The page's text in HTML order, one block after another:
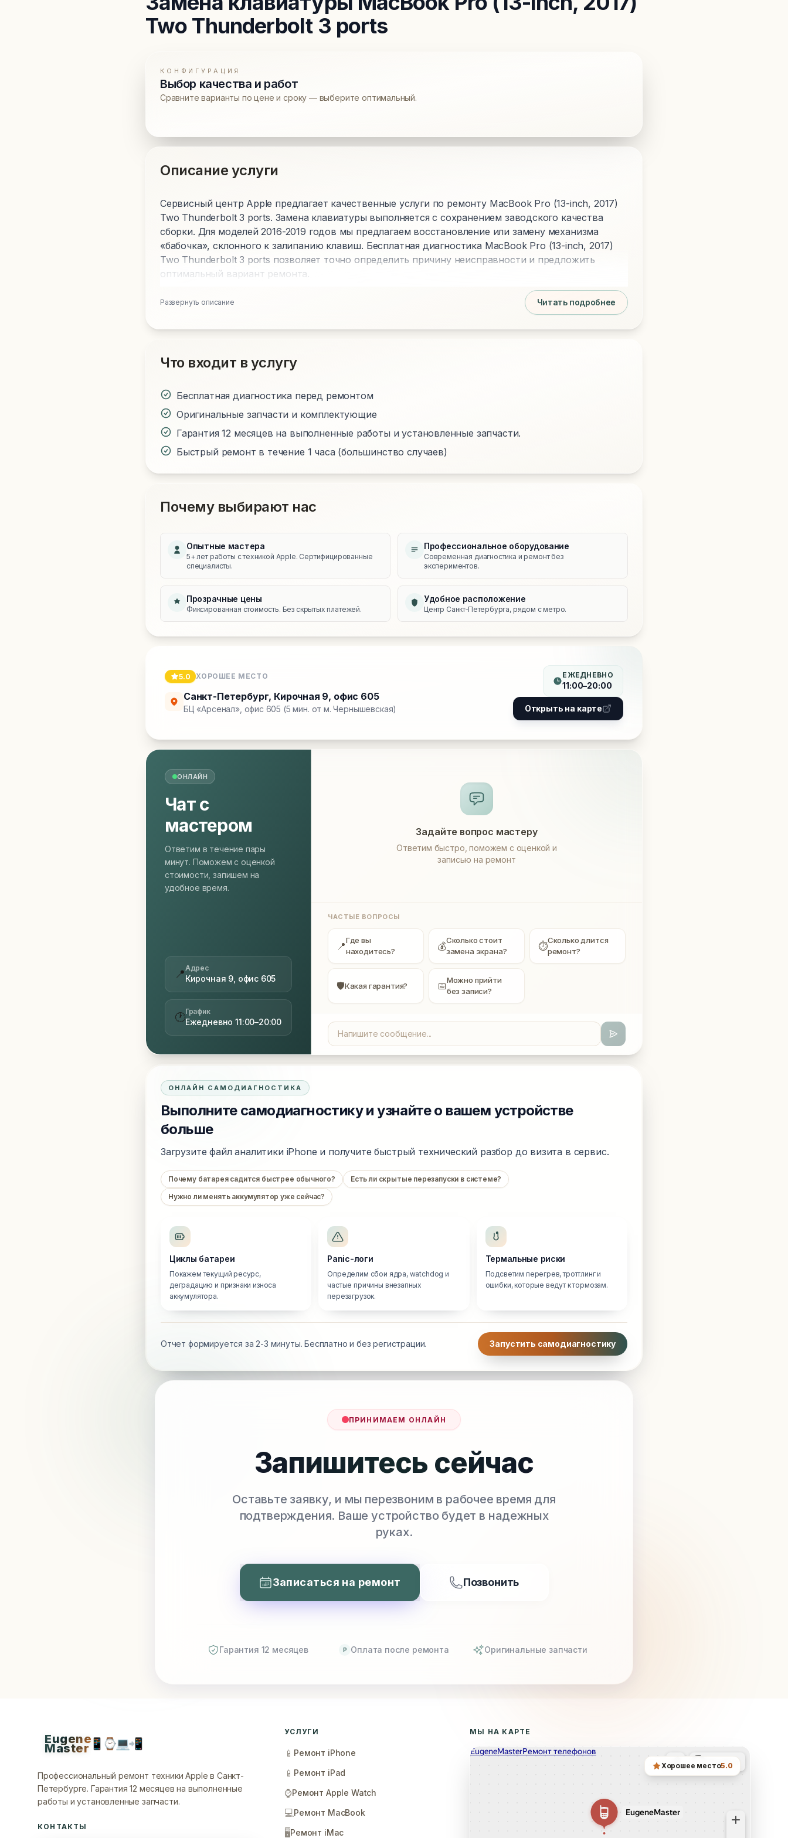
Two Thunderbolt 3 ports
КОНФИГУРАЦИЯ
Выбор качества и работ
Сравните варианты по цене и сроку — выберите оптимальный.
Описание услуги
Сервисный центр Apple предлагает качественные услуги по ремонту MacBook Pro (13-inch, 2017)
Two Thunderbolt 3 ports. Замена клавиатуры выполняется с сохранением заводского качества
сборки. Для моделей 2016-2019 годов мы предлагаем восстановление или замену механизма
«бабочка», склонного к залипанию клавиш. Бесплатная диагностика MacBook Pro (13-inch, 2017)
Two Thunderbolt 3 ports позволяет точно определить причину неисправности и предложить
оптимальный вариант ремонта.
Развернуть описание Читать подробнее
Что входит в услугу
Бесплатная диагностика перед ремонтом
Оригинальные запчасти и комплектующие
Гарантия 12 месяцев на выполненные работы и установленные запчасти.
Быстрый ремонт в течение 1 часа (большинство случаев)
Почему выбирают нас
Опытные мастера
5+ лет работы с техникой Apple. Сертифицированные
специалисты.
Профессиональное оборудование
Современная диагностика и ремонт без
экспериментов.
Прозрачные цены
Фиксированная стоимость. Без скрытых платежей.
Удобное расположение
Центр Санкт‑Петербурга, рядом с метро.
5.0 ХОРОШЕЕ МЕСТО
Санкт-Петербург, Кирочная 9, офис 605
БЦ «Арсенал», офис 605 (5 мин. от м. Чернышевская)
ЕЖЕДНЕВНО
11:00–20:00
Открыть на карте
ОНЛАЙН
Чат с
мастером
Ответим в течение пары
минут. Поможем с оценкой
стоимости, запишем на
удобное время.
📍Адрес
Кирочная 9, офис 605
🕐График
Ежедневно 11:00–20:00
Задайте вопрос мастеру
Ответим быстро, поможем с оценкой и
записью на ремонт
ЧАСТЫЕ ВОПРОСЫ
📍Где вы
находитесь?
💰Сколько стоит
замена экрана?
⏱Сколько длится
ремонт?
🛡Какая гарантия? 📅Можно прийти
без записи?
ОНЛАЙН САМОДИАГНОСТИКА
Выполните самодиагностику и узнайте о вашем устройстве
больше
Загрузите файл аналитики iPhone и получите быстрый технический разбор до визита в сервис.
Почему батарея садится быстрее обычного?
Есть ли скрытые перезапуски в системе?
Нужно ли менять аккумулятор уже сейчас?
Циклы батареи
Покажем текущий ресурс,
деградацию и признаки износа
аккумулятора.
Panic-логи
Определим сбои ядра, watchdog и
частые причины внезапных
перезагрузок.
Термальные риски
Подсветим перегрев, троттлинг и
ошибки, которые ведут к тормозам.
Отчет формируется за 2-3 минуты. Бесплатно и без регистрации. Запустить самодиагностику
ПРИНИМАЕМ ОНЛАЙН
Запишитесь сейчас
Оставьте заявку, и мы перезвоним в рабочее время для
подтверждения. Ваше устройство будет в надежных
руках.
Записаться на ремонт Позвонить
Гарантия 12 месяцев P Оплата после ремонта Оригинальные запчасти
Eugene
Master📱 ⌚💻📲
Профессиональный ремонт техники Apple в Санкт-
Петербурге. Гарантия 12 месяцев на выполненные
работы и установленные запчасти.
КОНТАКТЫ
УСЛУГИ
📱 Ремонт iPhone
📱 Ремонт iPad
⌚Ремонт Apple Watch
💻Ремонт MacBook
🖥️Ремонт iMac
МЫ НА КАРТЕ
Хорошее место5.0